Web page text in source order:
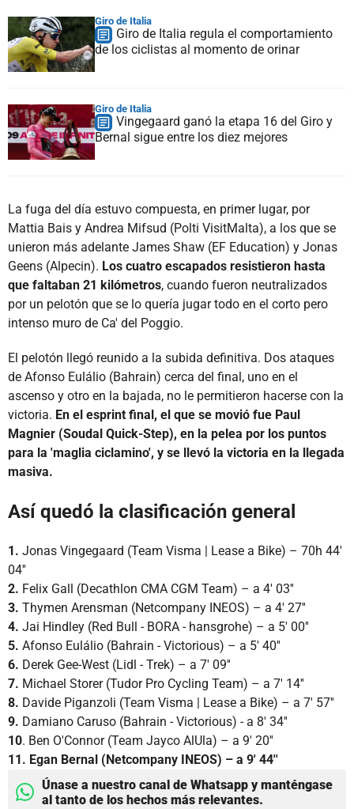
Giro de Italia
Giro de Italia regula el comportamiento
de los ciclistas al momento de orinar
Giro de Italia
Vingegaard ganó la etapa 16 del Giro y
Bernal sigue entre los diez mejores
La fuga del día estuvo compuesta, en primer lugar, por
Mattia Bais y Andrea Mifsud (Polti VisitMalta), a los que se
unieron más adelante James Shaw (EF Education) y Jonas
Geens (Alpecin). Los cuatro escapados resistieron hasta
que faltaban 21 kilómetros, cuando fueron neutralizados
por un pelotón que se lo quería jugar todo en el corto pero
intenso muro de Ca' del Poggio.
El pelotón llegó reunido a la subida definitiva. Dos ataques
de Afonso Eulálio (Bahrain) cerca del final, uno en el
ascenso y otro en la bajada, no le permitieron hacerse con la
victoria. En el esprint final, el que se movió fue Paul
Magnier (Soudal Quick-Step), en la pelea por los puntos
para la 'maglia ciclamino', y se llevó la victoria en la llegada
masiva.
Así quedó la clasificación general
1. Jonas Vingegaard (Team Visma | Lease a Bike) – 70h 44'
04''
2. Felix Gall (Decathlon CMA CGM Team) – a 4' 03''
3. Thymen Arensman (Netcompany INEOS) – a 4' 27''
4. Jai Hindley (Red Bull - BORA - hansgrohe) – a 5' 00''
5. Afonso Eulálio (Bahrain - Victorious) – a 5' 40''
6. Derek Gee-West (Lidl - Trek) – a 7' 09''
7. Michael Storer (Tudor Pro Cycling Team) – a 7' 14''
8. Davide Piganzoli (Team Visma | Lease a Bike) – a 7' 57''
9. Damiano Caruso (Bahrain - Victorious) - a 8' 34''
10. Ben O'Connor (Team Jayco AlUla) – a 9' 20''
11. Egan Bernal (Netcompany INEOS) – a 9' 44''
Únase a nuestro canal de Whatsapp y manténgase
al tanto de los hechos más relevantes.